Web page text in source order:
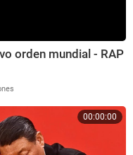
orden mundial - RAP
00:00:00